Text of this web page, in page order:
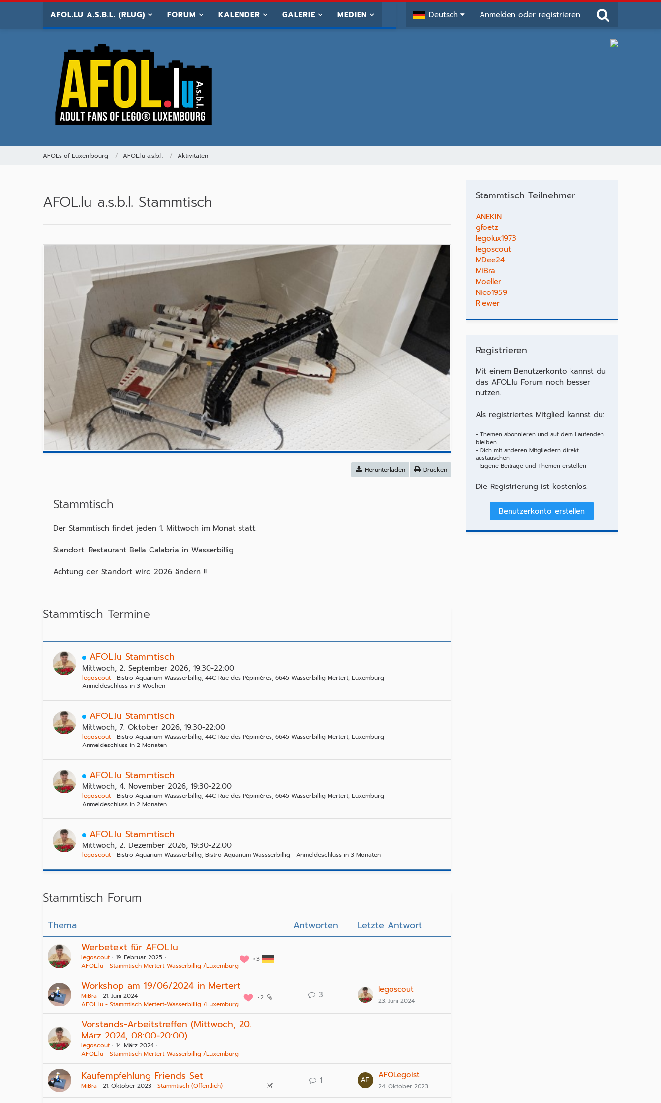
AFOL.LU A.S.B.L. (RLUG) FORUM KALENDER GALERIE MEDIEN Deutsch Anmelden oder registrieren
AFOLs of Luxembourg AFOL.lu a.s.b.l. Aktivitäten
AFOL.lu a.s.b.l. Stammtisch
Herunterladen Drucken
Stammtisch
Der Stammtisch findet jeden 1. Mittwoch im Monat statt.
Standort: Restaurant Bella Calabria in Wasserbillig
Achtung der Standort wird 2026 ändern !!
Stammtisch Termine
AFOL.lu Stammtisch
Mittwoch, 2. September 2026, 19:30-22:00
legoscout
Bistro Aquarium Wassserbillig, 44C Rue des Pépinières, 6645 Wasserbillig Mertert, Luxemburg
Anmeldeschluss in 3 Wochen
AFOL.lu Stammtisch
Mittwoch, 7. Oktober 2026, 19:30-22:00
legoscout
Bistro Aquarium Wassserbillig, 44C Rue des Pépinières, 6645 Wasserbillig Mertert, Luxemburg
Anmeldeschluss in 2 Monaten
AFOL.lu Stammtisch
Mittwoch, 4. November 2026, 19:30-22:00
legoscout
Bistro Aquarium Wassserbillig, 44C Rue des Pépinières, 6645 Wasserbillig Mertert, Luxemburg
Anmeldeschluss in 2 Monaten
AFOL.lu Stammtisch
Mittwoch, 2. Dezember 2026, 19:30-22:00
legoscout Bistro Aquarium Wassserbillig, Bistro Aquarium Wassserbillig Anmeldeschluss in 3 Monaten
Stammtisch Forum
Thema Antworten
Letzte Antwort
Werbetext für AFOL.lu
3
legoscout
19. Februar 2025
AFOL.lu - Stammtisch Mertert-Wasserbillig /Luxemburg
Workshop am 19/06/2024 in Mertert
2
MiBra
21. Juni 2024
AFOL.lu - Stammtisch Mertert-Wasserbillig /Luxemburg
3 legoscout
23. Juni 2024
Vorstands-Arbeitstreffen (Mittwoch, 20.
März 2024, 08:00-20:00)
legoscout
14. März 2024
AFOL.lu - Stammtisch Mertert-Wasserbillig /Luxemburg
Kaufempfehlung Friends Set
MiBra 21. Oktober 2023 Stammtisch (Öffentlich) 1 AFOLegoist
24. Oktober 2023
Stammtisch Teilnehmer
ANEKIN
gfoetz
legolux1973
legoscout
MDee24
MiBra
Moeller
Nico1959
Riewer
Registrieren
Mit einem Benutzerkonto kannst du
das AFOL.lu Forum noch besser
nutzen.
Als registriertes Mitglied kannst du:
- Themen abonnieren und auf dem Laufenden
bleiben
- Dich mit anderen Mitgliedern direkt
austauschen
- Eigene Beiträge und Themen erstellen
Die Registrierung ist kostenlos.
Benutzerkonto erstellen